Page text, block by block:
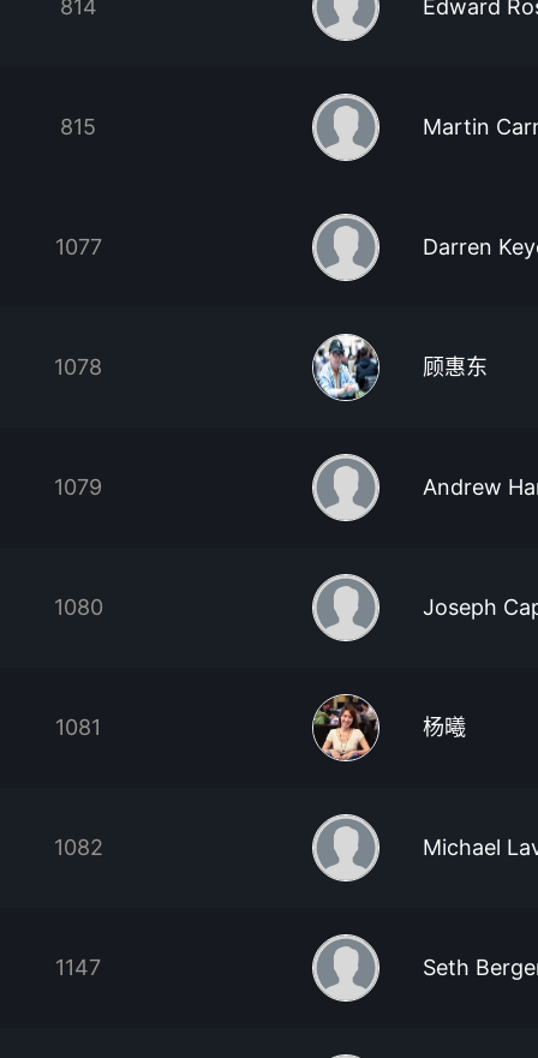
814 Edward
815 Martin
1077 Darren
1078 顾惠东
1079 Andrew
1080 Joseph
1081 杨曦
1082 Michael
1147 Seth